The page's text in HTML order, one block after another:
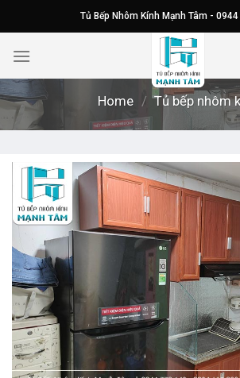
to
content
Tủ Bếp Nhôm Kính Mạnh Tâm -
Home / Tủ bếp nhôm